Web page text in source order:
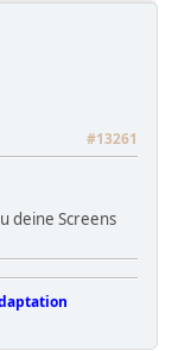
#13261
deine Screens